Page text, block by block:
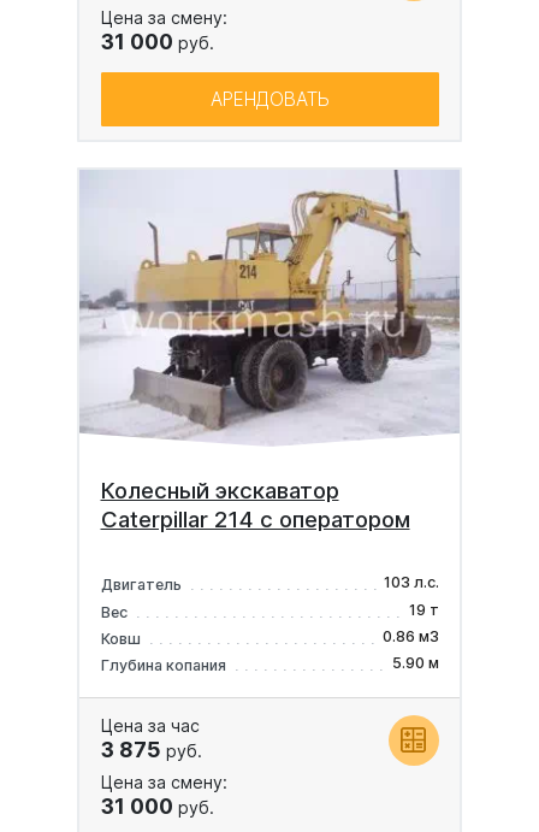
Цена за смену:
31 000 руб.
АРЕНДОВАТЬ
Колесный экскаватор
Caterpillar 214 с оператором
Двигатель
103 л.с.
Вес
19 т
Ковш
0.86 м3
Глубина копания
5.90 м
Цена за час
3 875 руб.
Цена за смену:
31 000 руб.